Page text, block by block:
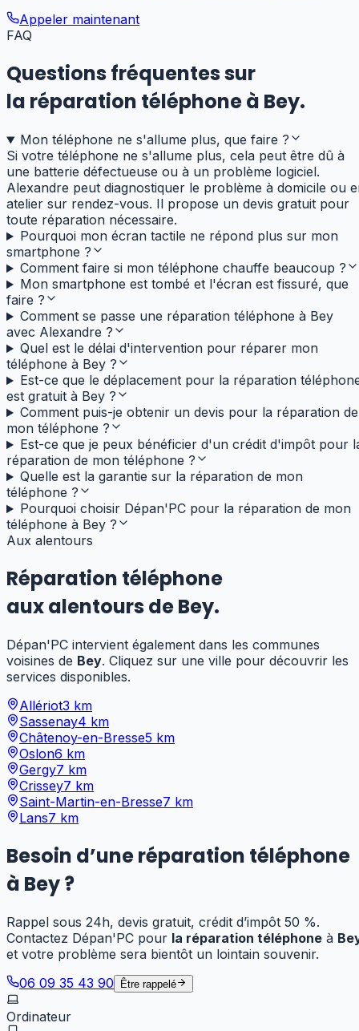
Appeler maintenant
FAQ
Questions fréquentes sur
la réparation téléphoneà Bey.
Mon téléphone ne s'allume plus, que faire ?
Si votre téléphone ne s'allume plus, cela peut être dû à
une batterie défectueuse ou à un problème logiciel.
Alexandre peut diagnostiquer le problème à domicile ou
atelier sur rendez-vous. Il propose un devis gratuit pour
toute réparation nécessaire.
Pourquoi mon écran tactile ne répond plus sur mon
smartphone ?
Comment faire si mon téléphone chauffe beaucoup ?
Mon smartphone est tombé et l'écran est fissuré, que
faire ?
Comment se passe une réparation téléphone à Bey
avec Alexandre ?
Quel est le délai d'intervention pour réparer mon
téléphone à Bey ?
Est-ce que le déplacement pour la réparation
est gratuit à Bey ?
Comment puis-je obtenir un devis pour la réparation de
mon téléphone ?
Est-ce que je peux bénéficier d'un crédit d'impôt pour
réparation de mon téléphone ?
Quelle est la garantie sur la réparation de mon
téléphone ?
Pourquoi choisir Dépan'PC pour la réparation de mon
téléphone à Bey ?
Aux alentours
Réparation téléphone
aux alentours deBey.
Dépan'PC intervient également dans les communes
voisines de Bey. Cliquez sur une ville pour découvrir les
services disponibles.
Allériot3 km
Sassenay4 km
Châtenoy-en-Bresse5 km
Oslon6 km
Gergy7 km
Crissey7 km
Saint-Martin-en-Bresse7 km
Lans7 km
Besoin d’une réparation téléphone
à Bey?
Rappel sous 24h, devis gratuit, crédit d’impôt 50 %.
Contactez Dépan'PC pour la réparation téléphone à
et votre problème sera bientôt un lointain souvenir.
06 09 35 43 90
Être rappelé
Ordinateur